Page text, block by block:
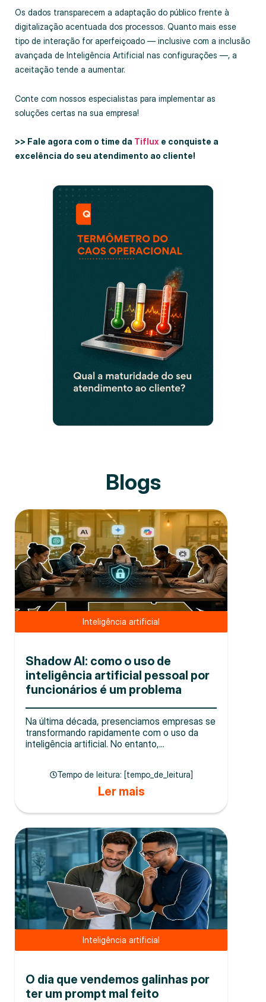
Os dados transparecem a adaptação do público frente à
digitalização acentuada dos processos. Quanto mais esse
tipo de interação for aperfeiçoado — inclusive com a inclusão
avançada de Inteligência Artificial nas configurações —, a
aceitação tende a aumentar.
Conte com nossos especialistas para implementar as
soluções certas na sua empresa!
>> Fale agora com o time da Tiflux e conquiste a
excelência do seu atendimento ao cliente!
Blogs
Inteligência artificial
Shadow AI: como o uso de
inteligência artificial pessoal por
funcionários é um problema
Na última década, presenciamos empresas se
transformando rapidamente com o uso da
inteligência artificial. No entanto,...
Tempo de leitura: [tempo_de_leitura]
Ler mais
Inteligência artificial
O dia que vendemos galinhas por
ter um prompt mal feito